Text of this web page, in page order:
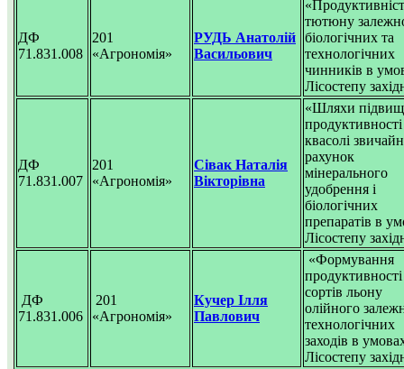
ДФ
71.831.008
201
«Агрономія»
РУДЬ Анатолій
Васильович
тютюну
біологічних та
технологічних
чинників в
Лісостепу
ДФ
71.831.007
201
«Агрономія»
Сівак Наталія
Вікторівна
«Шляхи
продуктивності
квасолі
рахунок
мінерального
удобрення і
біологічних
препаратів в
Лісостепу
ДФ
71.831.006
201
«Агрономія»
Кучер Ілля
Павлович
«Формування
продуктивності
сортів льону
олійного
технологічних
заходів в
Лісостепу